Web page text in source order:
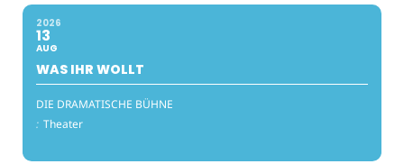
2026
13
AUG
WAS IHR WOLLT
DIE DRAMATISCHE BÜHNE
: Theater